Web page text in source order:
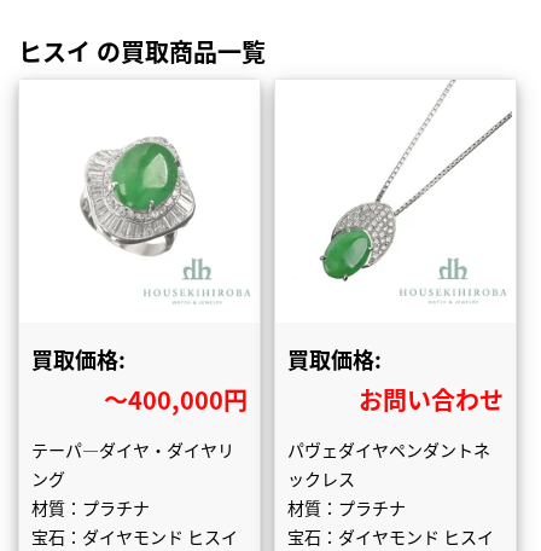
ヒスイ の買取商品一覧
買取価格:
〜400,000円
テーパ―ダイヤ・ダイヤリ
ング
材質：プラチナ
宝石：ダイヤモンド ヒスイ
買取価格:
お問い合わせ
パヴェダイヤペンダントネ
ックレス
材質：プラチナ
宝石：ダイヤモンド ヒスイ